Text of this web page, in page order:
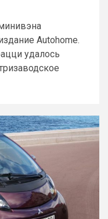
Autohome.
удалось